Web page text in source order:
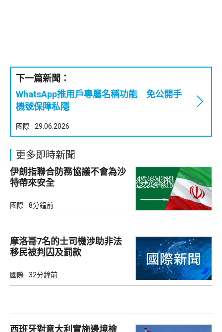
下一篇新聞：
WhatsApp推用戶專屬名稱功能 免公開手
機號保障私隱
國際 29.06.2026
更多即時新聞
伊朗指聯合防務協議不會為沙
特帶來安全
國際 8分鐘前
摩洛哥7名的士司機涉助非法
移民被判囚及罰款
國際 32分鐘前
西班牙對意大利實施邊境檢